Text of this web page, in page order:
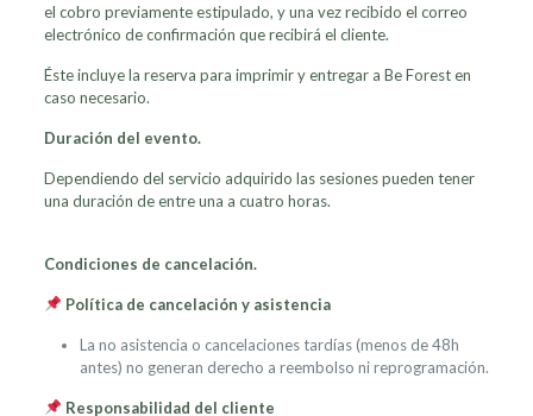
el cobro previamente estipulado, y una vez recibido el correo
electrónico de confirmación que recibirá el cliente.
Éste incluye la reserva para imprimir y entregar a Be Forest en
caso necesario.
Duración del evento.
Dependiendo del servicio adquirido las sesiones pueden tener
una duración de entre una a cuatro horas.
Condiciones de cancelación.
Política de cancelación y asistencia
La no asistencia o cancelaciones tardías (menos de 48h
antes) no generan derecho a reembolso ni reprogramación.
Responsabilidad del cliente